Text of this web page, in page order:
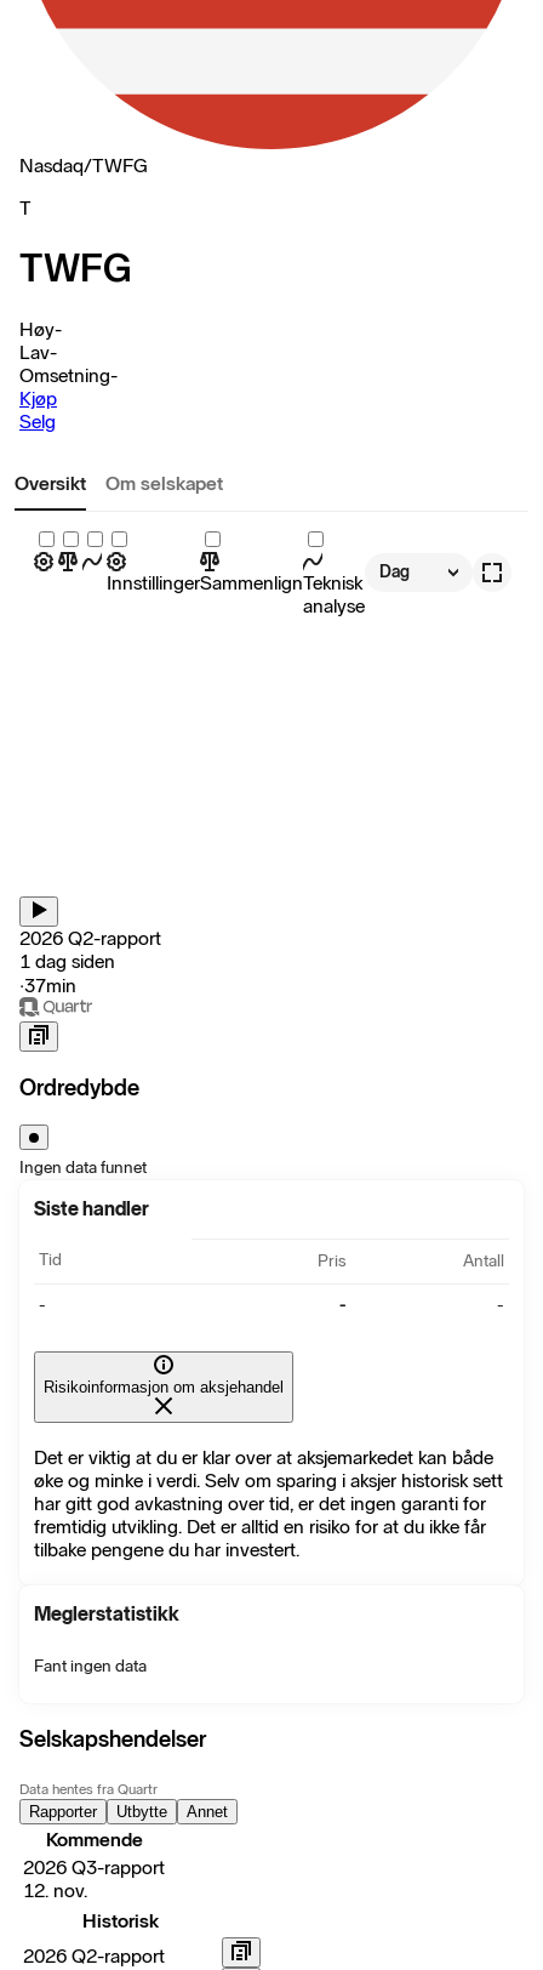
Nasdaq/TWFG
T
TWFG
Høy-
Lav-
Omsetning-
Kjøp
Selg
Oversikt Om selskapet
InnstillingerSammenlignTeknisk
analyse
Dag
2026 Q2-rapport
1 dag siden
‧37min
Ordredybde
Ingen data funnet
Siste handler
Tid Pris Antall
- - -
Risikoinformasjon om aksjehandel
Det er viktig at du er klar over at aksjemarkedet kan både
øke og minke i verdi. Selv om sparing i aksjer historisk sett
har gitt god avkastning over tid, er det ingen garanti for
fremtidig utvikling. Det er alltid en risiko for at du ikke får
tilbake pengene du har investert.
Meglerstatistikk
Fant ingen data
Selskapshendelser
Data hentes fra Quartr
Rapporter Utbytte Annet
Kommende
2026 Q3-rapport
12. nov.
Historisk
2026 Q2-rapport